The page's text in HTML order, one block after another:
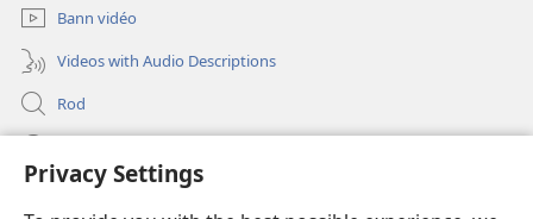
Privacy Settings
Bann vidéo
Videos with Audio Descriptions
Rod